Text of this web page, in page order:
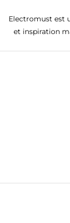
Electromust est
et inspiration